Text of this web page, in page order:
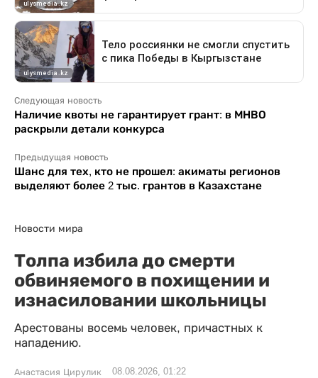
Следующая новость
Наличие квоты не гарантирует грант: в МНВО
раскрыли детали конкурса
Предыдущая новость
Шанс для тех, кто не прошел: акиматы регионов
выделяют более 2 тыс. грантов в Казахстане
Новости мира
Толпа избила до смерти
обвиняемого в похищении и
изнасиловании школьницы
Арестованы восемь человек, причастных к
нападению.
Анастасия Цирулик 08.08.2026, 01:22